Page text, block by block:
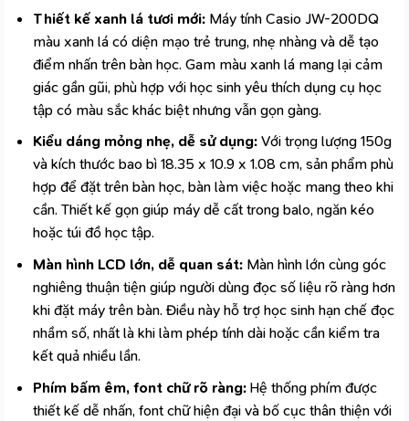
Thiết kế xanh lá tươi mới:Máy tính Casio JW-200DQ
màu xanh lá có diện mạo trẻ trung, nhẹ nhàng và dễ tạo
điểm nhấn trên bàn học. Gam màu xanh lá mang lại cảm
giác gần gũi, phù hợp với học sinh yêu thích dụng cụ học
tập có màu sắc khác biệt nhưng vẫn gọn gàng.
Kiểu dáng mỏng nhẹ, dễ sử dụng:Với trọng lượng 150g
và kích thước bao bì 18.35 x 10.9 x 1.08 cm, sản phẩm phù
hợp để đặt trên bàn học, bàn làm việc hoặc mang theo khi
cần. Thiết kế gọn giúp máy dễ cất trong balo, ngăn kéo
hoặc túi đồ học tập.
Màn hình LCD lớn, dễ quan sát:Màn hình lớn cùng góc
nghiêng thuận tiện giúp người dùng đọc số liệu rõ ràng hơn
khi đặt máy trên bàn. Điều này hỗ trợ học sinh hạn chế đọc
nhầm số, nhất là khi làm phép tính dài hoặc cần kiểm tra
kết quả nhiều lần.
Phím bấm êm, font chữ rõ ràng:Hệ thống phím được
thiết kế dễ nhấn, font chữ hiện đại và bố cục thân thiện với